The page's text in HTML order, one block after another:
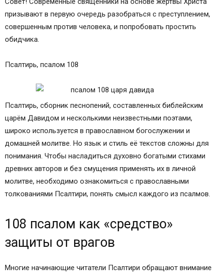
призывают в первую очередь разобраться с преступлением,
совершенным против человека, и попробовать простить
обидчика.
Псалтирь, псалом 108
Псалтирь, сборник песнопений, составленных библейским
царём Давидом и несколькими неизвестными поэтами,
широко используется в православном богослужении и
домашней молитве. Но язык и стиль её текстов сложны для
понимания. Чтобы насладиться духовно богатыми стихами
древних авторов и без смущения применять их в личной
молитве, необходимо ознакомиться с православными
толкованиями Псалтири, понять смысл каждого из псалмов.
108 псалом как «средство»
защиты от врагов
Многие начинающие читатели Псалтири обращают внимание